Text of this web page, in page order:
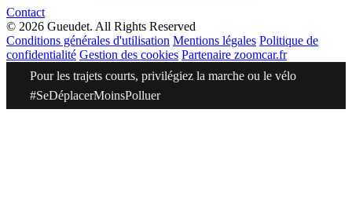
Contact
© 2026 Gueudet. All Rights Reserved
Conditions générales d'utilisation Mentions légales Politique de
confidentialité Gestion des cookies Partenaire zoomcar.fr
Pour les trajets courts, privilégiez la marche ou le vélo
#SeDéplacerMoinsPolluer